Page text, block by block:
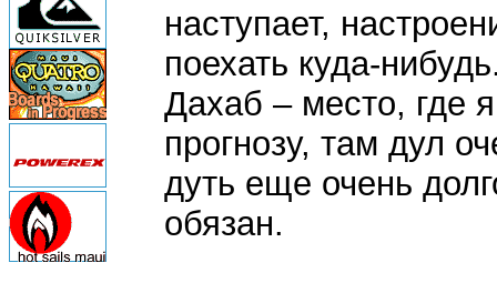
наступает,
поехать куда-
Дахаб – место, где
прогнозу, там дул
дуть еще очень
обязан.